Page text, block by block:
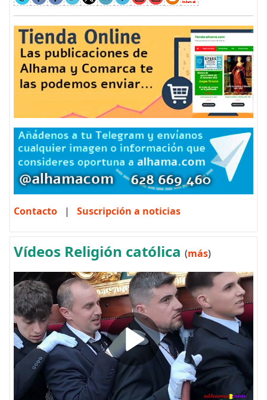
Contacto | Suscripción a noticias
Vídeos Religión católica (más)